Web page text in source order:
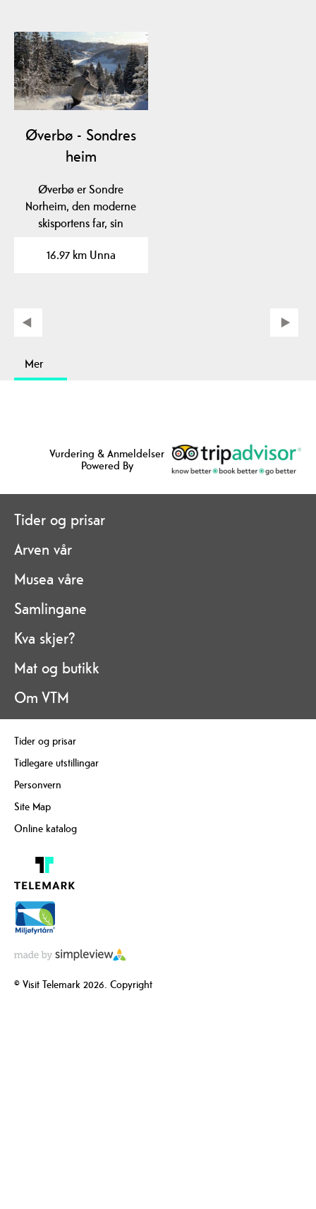
Øverbø - Sondres
heim
Øverbø er Sondre
Norheim, den moderne
skisportens far, sin
16.97 km Unna
Mer
Vurdering & Anmeldelser
Powered By
Tider og prisar
Arven vår
Musea våre
Samlingane
Kva skjer?
Mat og butikk
Om VTM
Tider og prisar
Tidlegare utstillingar
Personvern
Site Map
Online katalog
© Visit Telemark 2026. Copyright